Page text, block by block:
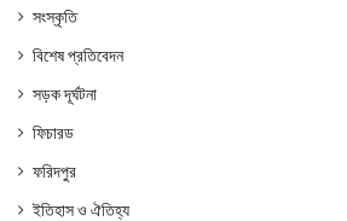
সংস্কৃতি
বিশেষ প্রতিবেদন
সড়ক দূর্ঘটনা
ফিচারড
ফরিদপুর
ইতিহাস ও ঐতিহ্য